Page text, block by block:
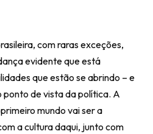
com raras exceções,
evidente que está
que estão se abrindo – e
ponto de vista da política. A
mundo vai ser a
a cultura daqui, junto com